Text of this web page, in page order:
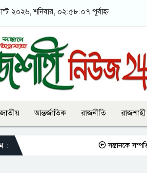
২০২৬, শনিবার, ০২:৫৮:০৭ পূর্বাহ্ন
জাতীয় আন্তর্জাতিক রাজনীতি
: সন্তানকে সম্পত্তি